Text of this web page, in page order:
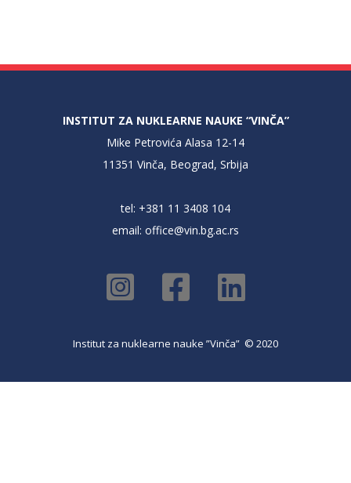
INSTITUT ZA NUKLEARNE NAUKE “VINČA”
Mike Petrovića Alasa 12-14
11351 Vinča, Beograd, Srbija
tel: +381 11 3408 104
email: office@vin.bg.ac.rs
Institut za nuklearne nauke ”Vinča” © 2020